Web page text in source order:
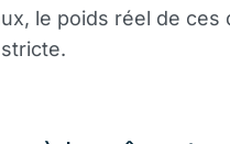
le poids réel de ces